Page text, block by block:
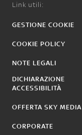
Link utili:
GESTIONE COOKIE
COOKIE POLICY
NOTE LEGALI
DICHIARAZIONE
ACCESSIBILITÀ
OFFERTA SKY MEDIA
CORPORATE